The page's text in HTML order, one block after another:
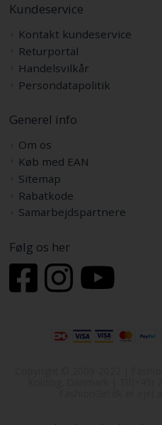
Kundeservice
Kontakt kundeservice
Returportal
Handelsvilkår
Persondatapolitik
Generel info
Om os
Køb med EAN
Sitemap
Rabatkode
Samarbejdspartnere
Følg os her